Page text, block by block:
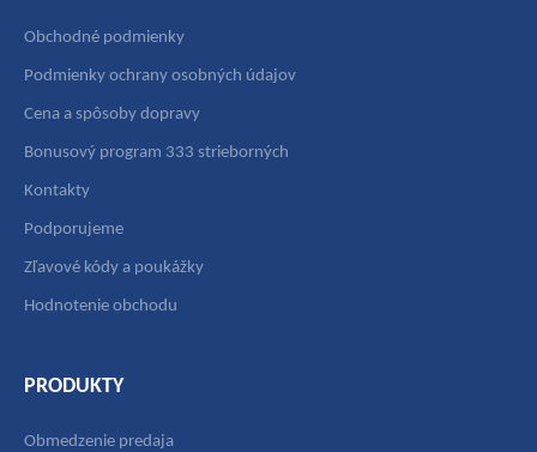
Obchodné podmienky
Podmienky ochrany osobných údajov
Cena a spôsoby dopravy
Bonusový program 333 strieborných
Kontakty
Podporujeme
Zľavové kódy a poukážky
Hodnotenie obchodu
PRODUKTY
Obmedzenie predaja